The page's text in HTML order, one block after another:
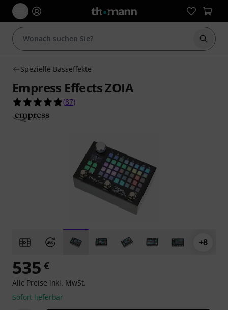
Suche
Spezielle Basseffekte
Empress Effects ZOIA
4.9 von 5 Sternen aus 87 Kundenbewertungen
(87)
+8
535 €
Alle Preise inkl. MwSt.
Sofort lieferbar